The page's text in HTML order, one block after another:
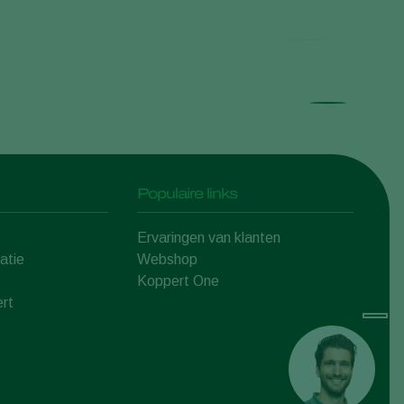
Populaire links
Ervaringen van klanten
Webshop
Koppert One